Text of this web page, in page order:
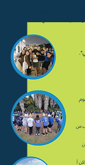
الخاصة في
من
أ